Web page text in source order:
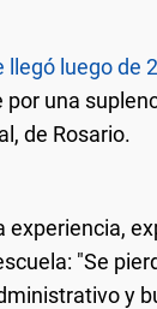
llegó luego de
una
de Rosario.
experiencia,
"Se
y